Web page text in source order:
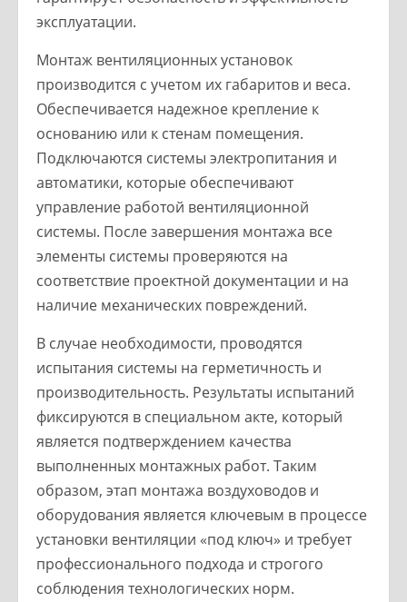
эксплуатации.
Монтаж вентиляционных установок
производится с учетом их габаритов и веса.
Обеспечивается надежное крепление к
основанию или к стенам помещения.
Подключаются системы электропитания и
автоматики, которые обеспечивают
управление работой вентиляционной
системы. После завершения монтажа все
элементы системы проверяются на
соответствие проектной документации и на
наличие механических повреждений.
В случае необходимости, проводятся
испытания системы на герметичность и
производительность. Результаты испытаний
фиксируются в специальном акте, который
является подтверждением качества
выполненных монтажных работ. Таким
образом, этап монтажа воздуховодов и
оборудования является ключевым в процессе
установки вентиляции «под ключ» и требует
профессионального подхода и строгого
соблюдения технологических норм.